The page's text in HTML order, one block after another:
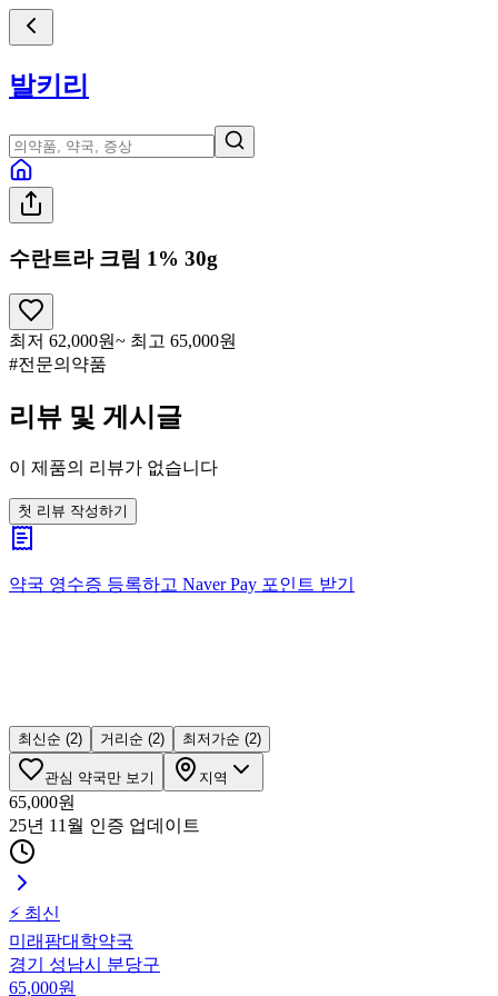
발키리
수란트라 크림 1% 30g
최저 62,000원~ 최고 65,000원
#전문의약품
리뷰 및 게시글
이 제품의 리뷰가 없습니다
첫 리뷰 작성하기
약국 영수증 등록하고 Naver Pay 포인트 받기
최신순 (2) 거리순 (2) 최저가순 (2)
관심 약국만 보기 지역
65,000원
25년 11월 인증 업데이트
⚡ 최신
미래팜대학약국
경기 성남시 분당구
65,000원